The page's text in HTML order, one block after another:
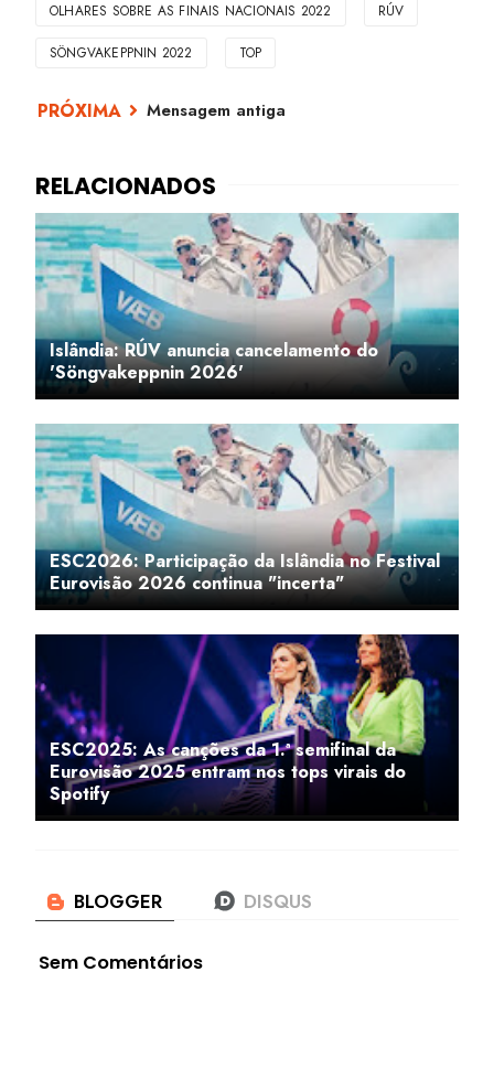
OLHARES SOBRE AS FINAIS NACIONAIS 2022 RÚV
SÖNGVAKEPPNIN 2022 TOP
Mensagem antiga
Islândia: RÚV anuncia cancelamento do
'Söngvakeppnin 2026'
ESC2026: Participação da Islândia no Festival
Eurovisão 2026 continua "incerta"
ESC2025: As canções da 1.ª semifinal da
Eurovisão 2025 entram nos tops virais do
Spotify
Sem Comentários